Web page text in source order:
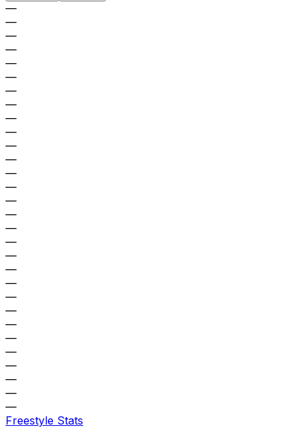
—
—
—
—
—
—
—
—
—
—
—
—
—
—
—
—
—
—
—
—
—
—
—
—
—
—
—
—
—
—
Freestyle Stats